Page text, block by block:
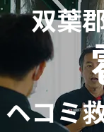
双葉
ヘコミ